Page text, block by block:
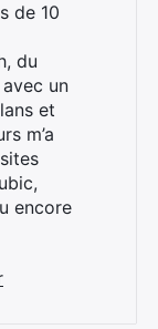
de 10
du
un
et
m’a
encore